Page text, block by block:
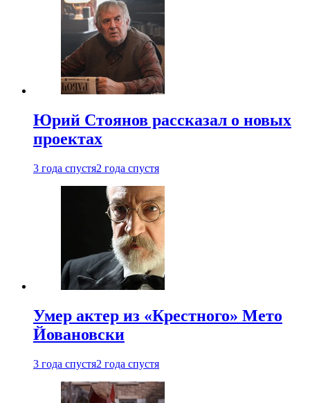
Юрий Стоянов рассказал о новых
проектах
3 года спустя2 года спустя
Умер актер из «Крестного» Мето
Йовановски
3 года спустя2 года спустя